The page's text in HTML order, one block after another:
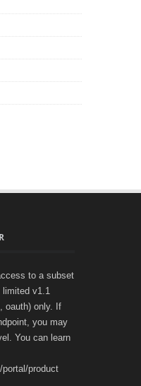
to a subset
limited v1.1
oauth) only. If
you may
You can learn
product